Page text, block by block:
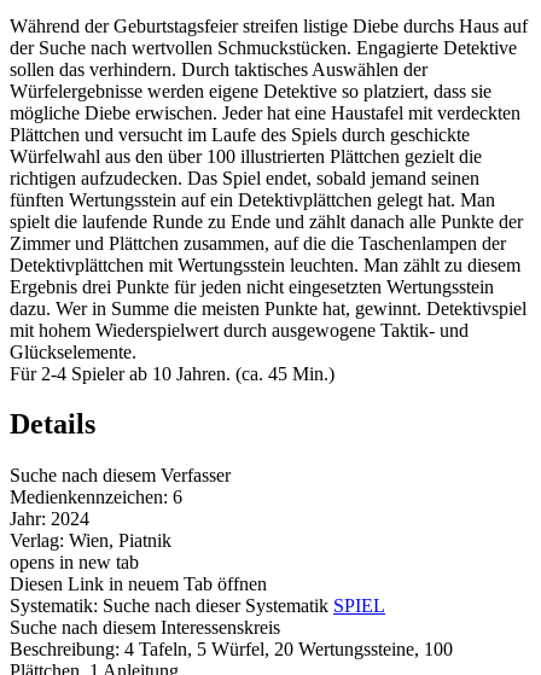
Während der Geburtstagsfeier streifen listige Diebe durchs Haus auf
der Suche nach wertvollen Schmuckstücken. Engagierte Detektive
sollen das verhindern. Durch taktisches Auswählen der
Würfelergebnisse werden eigene Detektive so platziert, dass sie
mögliche Diebe erwischen. Jeder hat eine Haustafel mit verdeckten
Plättchen und versucht im Laufe des Spiels durch geschickte
Würfelwahl aus den über 100 illustrierten Plättchen gezielt die
richtigen aufzudecken. Das Spiel endet, sobald jemand seinen
fünften Wertungsstein auf ein Detektivplättchen gelegt hat. Man
spielt die laufende Runde zu Ende und zählt danach alle Punkte der
Zimmer und Plättchen zusammen, auf die die Taschenlampen der
Detektivplättchen mit Wertungsstein leuchten. Man zählt zu diesem
Ergebnis drei Punkte für jeden nicht eingesetzten Wertungsstein
dazu. Wer in Summe die meisten Punkte hat, gewinnt. Detektivspiel
mit hohem Wiederspielwert durch ausgewogene Taktik- und
Glückselemente.
Für 2-4 Spieler ab 10 Jahren. (ca. 45 Min.)
Details
Suche nach diesem Verfasser
Medienkennzeichen: 6
Jahr: 2024
Verlag: Wien, Piatnik
opens in new tab
Diesen Link in neuem Tab öffnen
Systematik: Suche nach dieser Systematik SPIEL
Suche nach diesem Interessenskreis
Beschreibung: 4 Tafeln, 5 Würfel, 20 Wertungssteine, 100